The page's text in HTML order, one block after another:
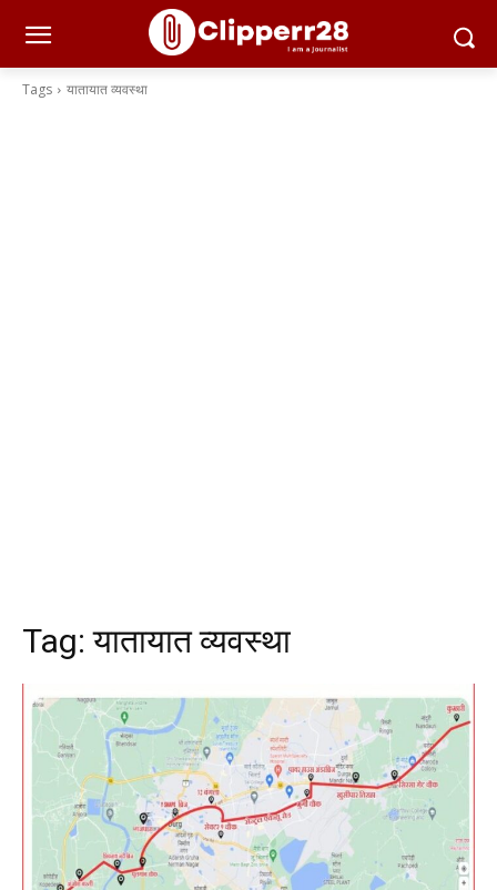
Tags यातायात व्यवस्था
Tag:यातायात व्यवस्था